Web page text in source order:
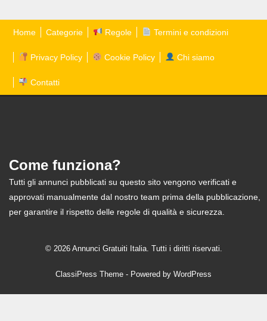
Home Categorie Regole Termini e condizioni
Privacy Policy Cookie Policy Chi siamo
Contatti
Come funziona?
Tutti gli annunci pubblicati su questo sito vengono verificati e
approvati manualmente dal nostro team prima della pubblicazione,
per garantire il rispetto delle regole di qualità e sicurezza.
© 2026 Annunci Gratuiti Italia. Tutti i diritti riservati.
ClassiPress Theme - Powered by WordPress